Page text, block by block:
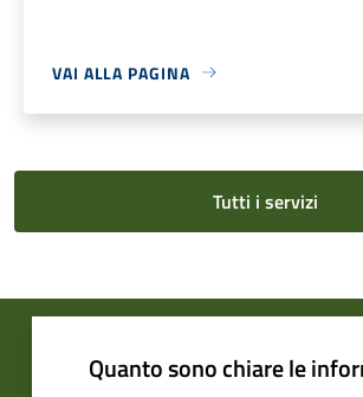
VAI ALLA PAGINA
Tutti i servizi
Quanto sono chiare le